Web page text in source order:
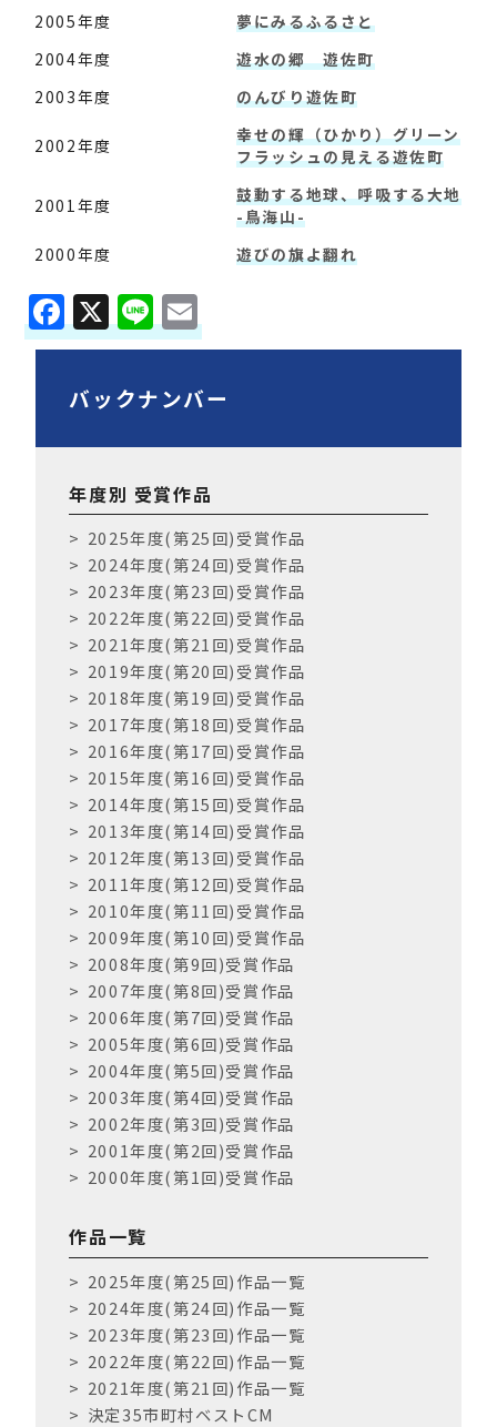
2005年度
夢にみるふるさと
2004年度
遊水の郷 遊佐町
2003年度
のんびり遊佐町
2002年度
幸せの輝（ひかり）グリーン
フラッシュの見える遊佐町
2001年度
鼓動する地球、呼吸する大地
-鳥海山-
2000年度
遊びの旗よ翻れ
F
a
c
e
b
o
o
k
X Li
n
e
E
m
ai
l
バックナンバー
年度別 受賞作品
2025年度(第25回)受賞作品
2024年度(第24回)受賞作品
2023年度(第23回)受賞作品
2022年度(第22回)受賞作品
2021年度(第21回)受賞作品
2019年度(第20回)受賞作品
2018年度(第19回)受賞作品
2017年度(第18回)受賞作品
2016年度(第17回)受賞作品
2015年度(第16回)受賞作品
2014年度(第15回)受賞作品
2013年度(第14回)受賞作品
2012年度(第13回)受賞作品
2011年度(第12回)受賞作品
2010年度(第11回)受賞作品
2009年度(第10回)受賞作品
2008年度(第9回)受賞作品
2007年度(第8回)受賞作品
2006年度(第7回)受賞作品
2005年度(第6回)受賞作品
2004年度(第5回)受賞作品
2003年度(第4回)受賞作品
2002年度(第3回)受賞作品
2001年度(第2回)受賞作品
2000年度(第1回)受賞作品
作品一覧
2025年度(第25回)作品一覧
2024年度(第24回)作品一覧
2023年度(第23回)作品一覧
2022年度(第22回)作品一覧
2021年度(第21回)作品一覧
決定35市町村ベストCM